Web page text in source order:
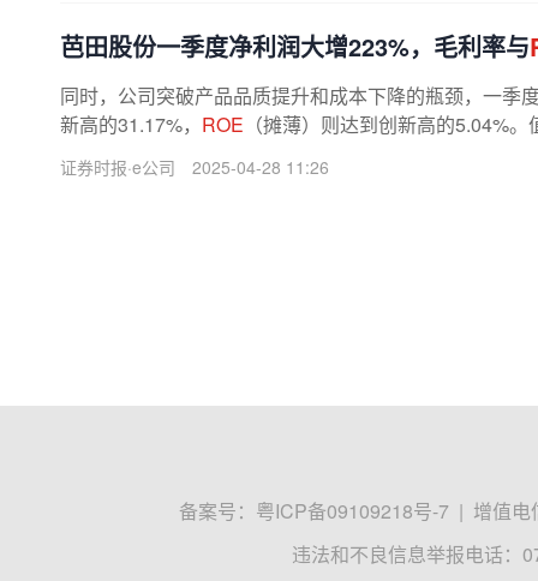
芭田股份一季度净利润大增223%，毛利率与
同时，公司突破产品品质提升和成本下降的瓶颈，一季
新高的31.17%， ROE （摊薄）则达到创新高的5.04%
于2025年2月10日取得生产规模200万吨...
证券时报·e公司 2025-04-28 11:26
备案号： 粤ICP备09109218号-7 | 增值电
违法和不良信息举报电话：